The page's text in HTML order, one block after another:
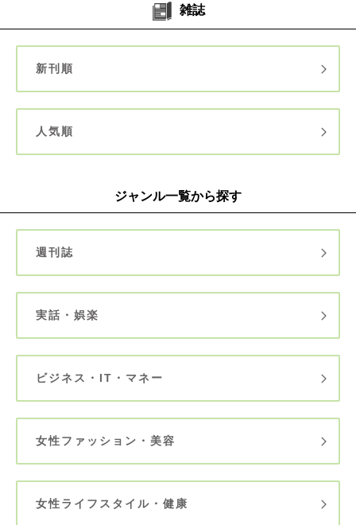
雑誌
新刊順
人気順
ジャンル一覧から探す
週刊誌
実話・娯楽
ビジネス・IT・マネー
女性ファッション・美容
女性ライフスタイル・健康